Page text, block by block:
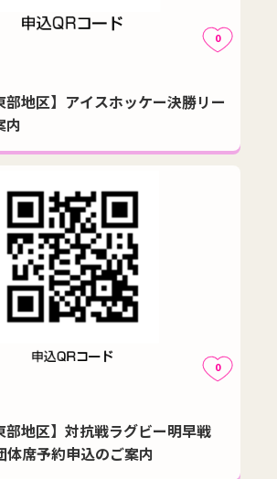
0
部地区】アイスホッケー決勝リー
内
0
部地区】対抗戦ラグビー明早戦
席予約申込のご案内